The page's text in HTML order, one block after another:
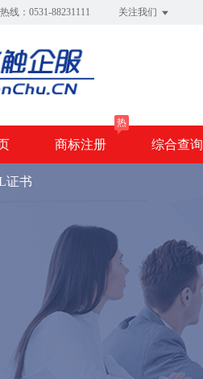
线：0531-88231111 关注我们
商标注册
热
综合查询
证书